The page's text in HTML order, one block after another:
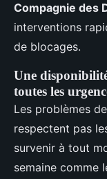
Compagnie des
interventions
de blocages.
Une
toutes les
Les problèmes
respectent pas
survenir à tout
semaine comme